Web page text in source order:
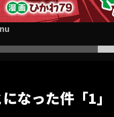
なった件「1」